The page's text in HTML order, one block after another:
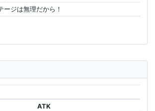
ジは無理だから！
ATK